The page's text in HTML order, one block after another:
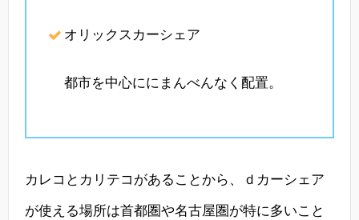
オリックスカーシェア
都市を中心ににまんべんなく配置。
カレコとカリテコがあることから、ｄカーシェア
が使える場所は首都圏や名古屋圏が特に多いこと